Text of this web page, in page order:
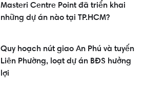
Masteri Centre Point đã triển khai
những dự án nào tại TP.HCM?
Quy hoạch nút giao An Phú và tuyến
Liên Phường, loạt dự án BĐS hưởng
lợi